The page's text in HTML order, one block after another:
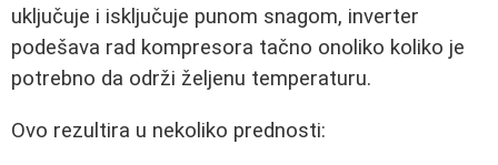
uključuje i isključuje punom snagom, inverter
podešava rad kompresora tačno onoliko koliko je
potrebno da održi željenu temperaturu.
Ovo rezultira u nekoliko prednosti: